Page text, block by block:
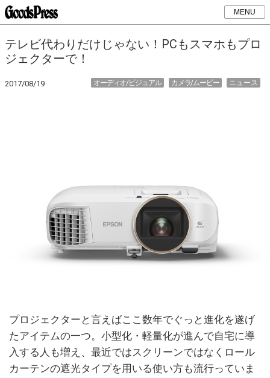
MENU
テレビ代わりだけじゃない！PCもスマホもプロ
ジェクターで！
2017/08/19 ニュース
カメラ/ムービー
オーディオ/ビジュアル
プロジェクターと言えばここ数年でぐっと進化を遂げ
たアイテムの一つ。小型化・軽量化が進んで自宅に導
入する人も増え、最近ではスクリーンではなくロール
カーテンの遮光タイプを用いる使い方も流行っていま